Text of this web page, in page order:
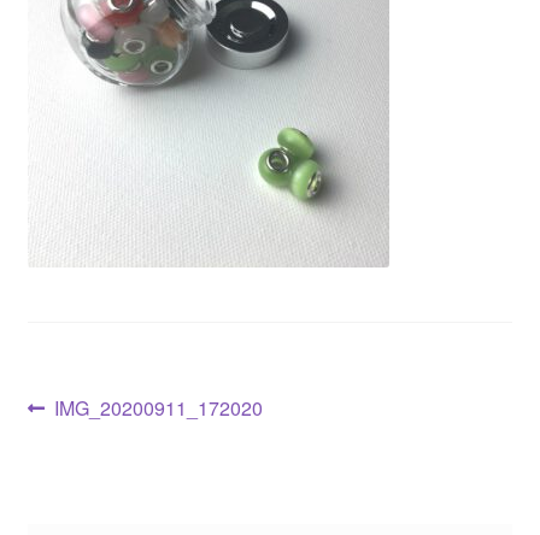
Beitragsnavigation
Vorheriger
IMG_20200911_172020